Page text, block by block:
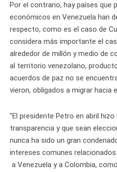
Por el contrario, hay países que
económicos en Venezuela han
respecto, como es el caso de
considera más importante el
alrededor de millón y medio de
al territorio venezolano,
acuerdos de paz no se
vieron, obligados a migrar hacia
"El presidente Petro en abril
transparencia y que sean
nunca ha sido un gran
intereses comunes
a Venezuela y a Colombia,